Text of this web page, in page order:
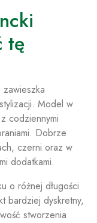
tę
Model w
codziennymi
Dobrze
czerni oraz w
dodatkami.
o różnej długości
bardziej dyskretny,
stworzenia